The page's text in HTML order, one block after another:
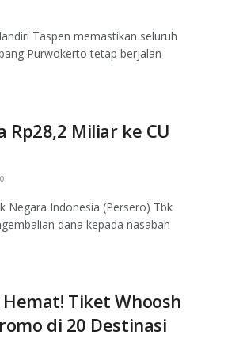
Taspen memastikan seluruh
Purwokerto tetap berjalan
Rp28,2 Miliar ke CU
0
Negara Indonesia (Persero) Tbk
dana kepada nasabah
Tiket Whoosh
di 20 Destinasi